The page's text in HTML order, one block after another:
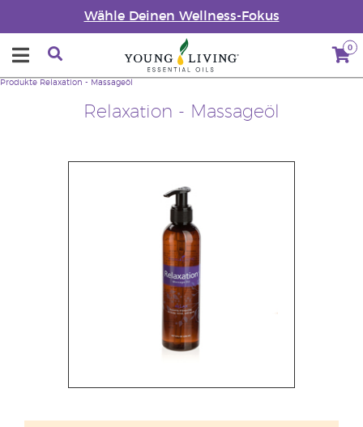
Wähle Deinen Wellness-Fokus
0
Relaxation - Massageöl
Produkte Relaxation - Massageöl